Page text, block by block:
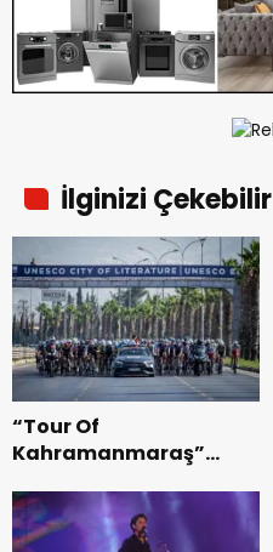
İlginizi Çekebilir
“Tour Of
Kahramanmaraş”
Bisikleti Turnuvası
Tamamlandı.